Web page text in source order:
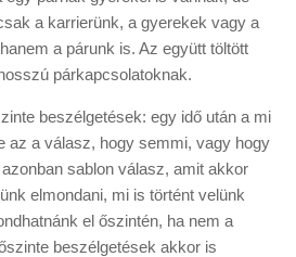
a karrierünk, a gyerekek vagy a
a párunk is. Az együtt töltött
párkapcsolatoknak.
beszélgetések: egy idő után a mi
az a válasz, hogy semmi, vagy hogy
sablon válasz, amit akkor
elmondani, mi is történt velünk
el őszintén, ha nem a
beszélgetések akkor is